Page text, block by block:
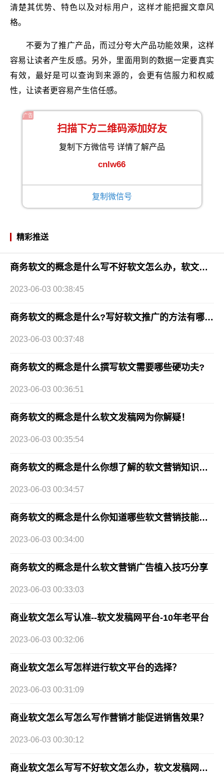
清楚其优势、特色以及对标用户，这样才能把握文章风
格。
不要为了推广产品，而过分夸大产品功能效果，这样
容易让读者产生反感。另外，里面用到的数据一定要真实
有效，最好是可以查询到来源的，会更有信服力和权威
性，让读者更容易产生信任感。
广告
扫描下方二维码添加好友
复制下方微信号 详情了解产品
cnlw66
复制微信号
精彩推送
商务软文的概念是什么写不好软文怎么办，软文发稿网帮助你 ！
2023-06-03 00:38:45
商务软文的概念是什么?写好软文推广的方法有哪几种？
2023-06-03 00:37:48
商务软文的概念是什么撰写软文需要哪些硬功夫?
2023-06-03 00:36:51
商务软文的概念是什么软文发稿网为你解疑！
2023-06-03 00:35:54
商务软文的概念是什么你想了解的软文营销知识全在这，快快收藏！
2023-06-03 00:34:57
商务软文的概念是什么你知道哪些软文营销技能呢？
2023-06-03 00:34:00
商务软文的概念是什么软文营销广告植入技巧分享
2023-06-03 00:33:03
商业软文怎么写认准--软文发稿网平台-10年老平台
2023-06-03 00:32:06
商业软文怎么写怎样进行软文平台的选择？
2023-06-03 00:31:09
商业软文怎么写怎么写作营销才能促进销售效果？
2023-06-03 00:30:12
商业软文怎么写写不好软文怎么办，软文发稿网帮助你 ！